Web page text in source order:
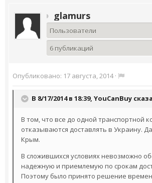
glamurs
Пользователи
6 публикаций
Опубликовано: 17 августа, 2014·
В 8/17/2014 в 18:39, YouCanBuy
В том, что все до одной транспортной
отказываются доставлять в Украину.
Крым.
В сложившихся условиях невозможно
надежную и приемлемую по срокам
Поэтому было принято решение